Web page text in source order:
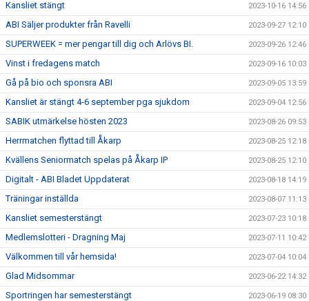
Kansliet stängt 2023-10-16 14:56
ABI Säljer produkter från Ravelli 2023-09-27 12:10
SUPERWEEK = mer pengar till dig och Arlövs BI. 2023-09-26 12:46
Vinst i fredagens match 2023-09-16 10:03
Gå på bio och sponsra ABI 2023-09-05 13:59
Kansliet är stängt 4-6 september pga sjukdom 2023-09-04 12:56
SABIK utmärkelse hösten 2023 2023-08-26 09:53
Herrmatchen flyttad till Åkarp 2023-08-25 12:18
Kvällens Seniormatch spelas på Åkarp IP 2023-08-25 12:10
Digitalt - ABI Bladet Uppdaterat 2023-08-18 14:19
Träningar inställda 2023-08-07 11:13
Kansliet semesterstängt 2023-07-23 10:18
Medlemslotteri - Dragning Maj 2023-07-11 10:42
Välkommen till vår hemsida! 2023-07-04 10:04
Glad Midsommar 2023-06-22 14:32
Sportringen har semesterstängt 2023-06-19 08:30